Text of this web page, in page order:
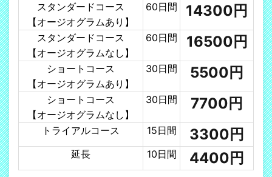
スタンダードコース
【オージオグラムあり】
60日間 14300円
スタンダードコース
【オージオグラムなし】
60日間 16500円
ショートコース
【オージオグラムあり】
30日間 5500円
ショートコース
【オージオグラムなし】
30日間 7700円
トライアルコース 15日間 3300円
延長 10日間 4400円